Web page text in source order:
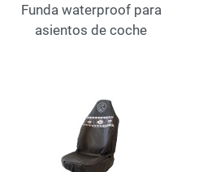
Funda waterproof para
asientos de coche